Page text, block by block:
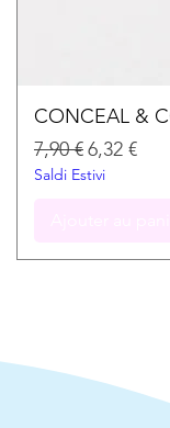
CONCEAL &
Prix original
7,90 €Prix
6,32 €
Saldi Estivi